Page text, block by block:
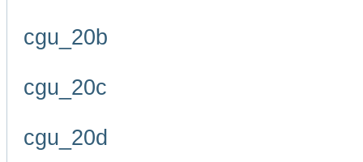
cgu_20b
cgu_20c
cgu_20d